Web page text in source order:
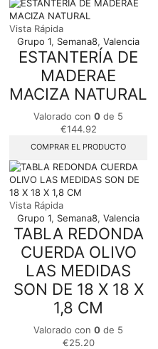
Vista Rápida
Grupo 1, Semana8, Valencia
ESTANTERÍA DE
MADERAE
MACIZA NATURAL
Valorado con 0 de 5
€144.92
COMPRAR EL PRODUCTO
Vista Rápida
Grupo 1, Semana8, Valencia
TABLA REDONDA
CUERDA OLIVO
LAS MEDIDAS
SON DE 18 X 18 X
1,8 CM
Valorado con 0 de 5
€25.20